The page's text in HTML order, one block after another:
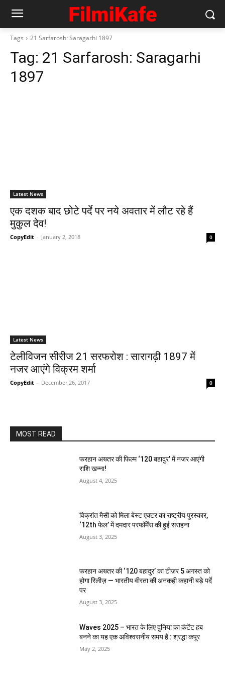
Tags 21 Sarfarosh: Saragarhi 1897
Tag: 21 Sarfarosh: Saragarhi
1897
Latest News
एक दशक बाद छोटे पर्दे पर नये अवतार में लौट रहे हैं
मुकुल देव!
CopyEdit - January 2, 2018 0
Latest News
टेलीविजन सीरीज 21 सरफरोश : सारागढ़ी 1897 में
नजर आएंगे विक्रम शर्मा
CopyEdit - December 26, 2017 0
MOST READ
फरहान अख्तर की फिल्म ‘120 बहादुर’ में नजर आएंगी
राशि खन्ना!
August 4, 2025
विक्रांत मैसी को मिला बेस्ट एक्टर का राष्ट्रीय पुरस्कार,
‘12th फेल’ में दमदार परफॉर्मेंस की हुई सराहना
August 3, 2025
फरहान अख्तर की ‘120 बहादुर’ का टीज़र 5 अगस्त को
होगा रिलीज़ — भारतीय वीरता की अनकही कहानी बड़े पर्दे
पर
August 3, 2025
Waves 2025 – भारत के लिए दुनिया का कंटेंट हब
बनने का यह एक अविश्वसनीय समय है : श्रद्धा कपूर
May 2, 2025